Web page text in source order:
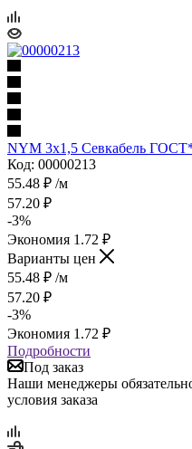
NYM 3х1,5 Севкабель
Код: 00000213
55.48 ₽ /м
57.20 ₽
-3%
Экономия 1.72 ₽
Варианты цен
55.48 ₽ /м
57.20 ₽
-3%
Экономия 1.72 ₽
Подробности
Под заказ
Наши менеджеры
условия заказа